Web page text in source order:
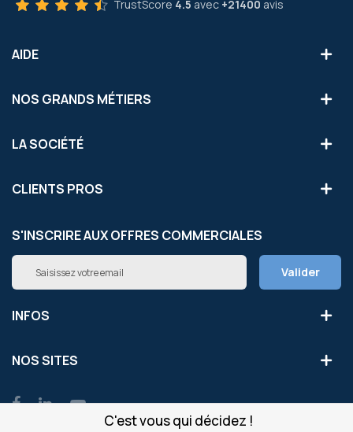
C'est vous qui décidez !
TrustScore 4.5 avec +21400 avis
AIDE
NOS GRANDS MÉTIERS
LA SOCIÉTÉ
CLIENTS PROS
S'INSCRIRE AUX OFFRES COMMERCIALES
Inscription
notre
newsletter
:
Valider
INFOS
NOS SITES